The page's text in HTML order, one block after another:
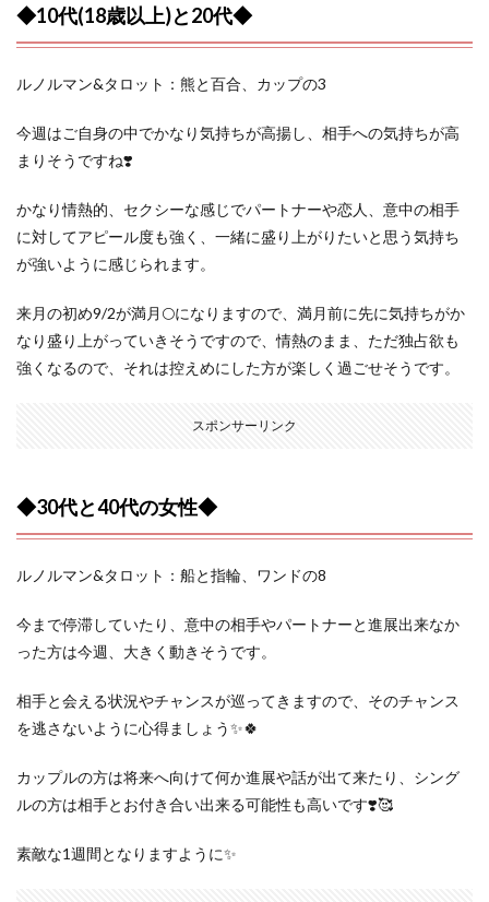
◆10代(18歳以上)と20代◆
ルノルマン&タロット：熊と百合、カップの3
今週はご自身の中でかなり気持ちが高揚し、相手への気持ちが高
まりそうですね❣️
かなり情熱的、セクシーな感じでパートナーや恋人、意中の相手
に対してアピール度も強く、一緒に盛り上がりたいと思う気持ち
が強いように感じられます。
来月の初め9/2が満月🌕になりますので、満月前に先に気持ちがか
なり盛り上がっていきそうですので、情熱のまま、ただ独占欲も
強くなるので、それは控えめにした方が楽しく過ごせそうです。
スポンサーリンク
◆30代と40代の女性◆
ルノルマン&タロット：船と指輪、ワンドの8
今まで停滞していたり、意中の相手やパートナーと進展出来なか
った方は今週、大きく動きそうです。
相手と会える状況やチャンスが巡ってきますので、そのチャンス
を逃さないように心得ましょう✨🍀
カップルの方は将来へ向けて何か進展や話が出て来たり、シング
ルの方は相手とお付き合い出来る可能性も高いです❣️🥰
素敵な1週間となりますように✨